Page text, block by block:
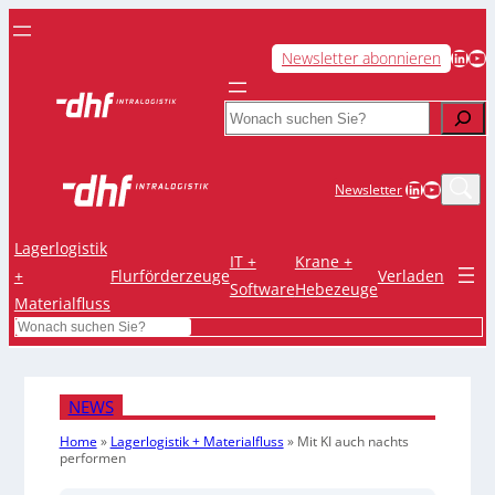
Newsletter abonnieren LinkedIn YouTube
Search
NewsletterLinkedIn
Lagerlogistik
+
Materialfluss
Flurförderzeuge
IT +
Software
Krane +
Hebezeuge
Verladen
Search
NEWS
Home» Lagerlogistik + Materialfluss» Mit KI auch nachts
performen